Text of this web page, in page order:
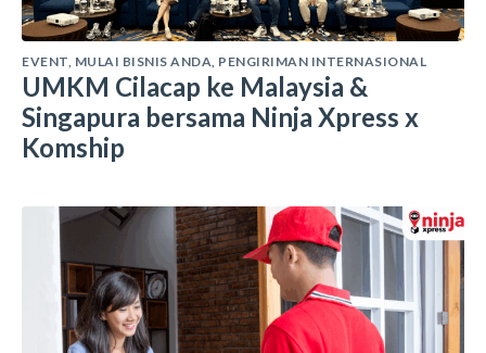
EVENT MULAI BISNIS ANDA PENGIRIMAN INTERNASIONAL
UMKM Cilacap ke Malaysia &
Singapura bersama Ninja Xpress x
Komship